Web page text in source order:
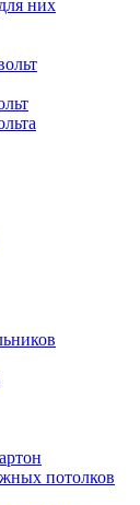
них
потолков